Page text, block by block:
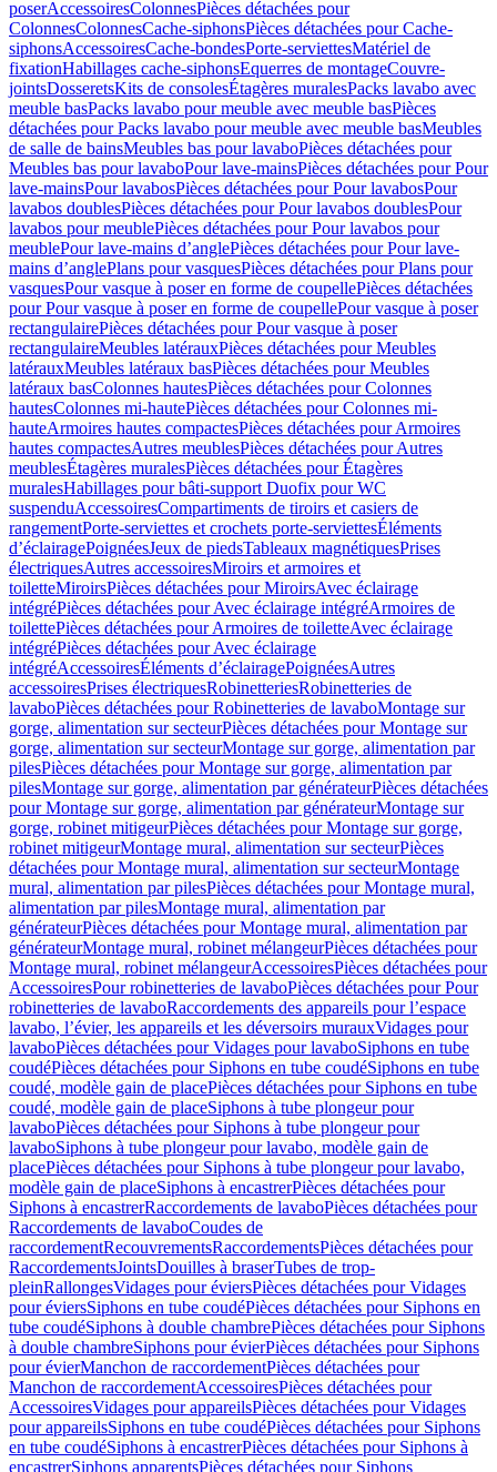
poserAccessoiresColonnesPièces détachées pour
ColonnesColonnesCache-siphonsPièces détachées pour Cache-
siphonsAccessoiresCache-bondesPorte-serviettesMatériel de
fixationHabillages cache-siphonsEquerres de montageCouvre-
jointsDosseretsKits de consolesÉtagères muralesPacks lavabo avec
meuble basPacks lavabo pour meuble avec meuble basPièces
détachées pour Packs lavabo pour meuble avec meuble basMeubles
de salle de bainsMeubles bas pour lavaboPièces détachées pour
Meubles bas pour lavaboPour lave-mainsPièces détachées pour Pour
lave-mainsPour lavabosPièces détachées pour Pour lavabosPour
lavabos doublesPièces détachées pour Pour lavabos doublesPour
lavabos pour meublePièces détachées pour Pour lavabos pour
meublePour lave-mains d’anglePièces détachées pour Pour lave-
mains d’anglePlans pour vasquesPièces détachées pour Plans pour
vasquesPour vasque à poser en forme de coupellePièces détachées
pour Pour vasque à poser en forme de coupellePour vasque à poser
rectangulairePièces détachées pour Pour vasque à poser
rectangulaireMeubles latérauxPièces détachées pour Meubles
latérauxMeubles latéraux basPièces détachées pour Meubles
latéraux basColonnes hautesPièces détachées pour Colonnes
hautesColonnes mi-hautePièces détachées pour Colonnes mi-
hauteArmoires hautes compactesPièces détachées pour Armoires
hautes compactesAutres meublesPièces détachées pour Autres
meublesÉtagères muralesPièces détachées pour Étagères
muralesHabillages pour bâti-support Duofix pour WC
suspenduAccessoiresCompartiments de tiroirs et casiers de
rangementPorte-serviettes et crochets porte-serviettesÉléments
d’éclairagePoignéesJeux de piedsTableaux magnétiquesPrises
électriquesAutres accessoiresMiroirs et armoires et
toiletteMiroirsPièces détachées pour MiroirsAvec éclairage
intégréPièces détachées pour Avec éclairage intégréArmoires de
toilettePièces détachées pour Armoires de toiletteAvec éclairage
intégréPièces détachées pour Avec éclairage
intégréAccessoiresÉléments d’éclairagePoignéesAutres
accessoiresPrises électriquesRobinetteriesRobinetteries de
lavaboPièces détachées pour Robinetteries de lavaboMontage sur
gorge, alimentation sur secteurPièces détachées pour Montage sur
gorge, alimentation sur secteurMontage sur gorge, alimentation par
pilesPièces détachées pour Montage sur gorge, alimentation par
pilesMontage sur gorge, alimentation par générateurPièces détachées
pour Montage sur gorge, alimentation par générateurMontage sur
gorge, robinet mitigeurPièces détachées pour Montage sur gorge,
robinet mitigeurMontage mural, alimentation sur secteurPièces
détachées pour Montage mural, alimentation sur secteurMontage
mural, alimentation par pilesPièces détachées pour Montage mural,
alimentation par pilesMontage mural, alimentation par
générateurPièces détachées pour Montage mural, alimentation par
générateurMontage mural, robinet mélangeurPièces détachées pour
Montage mural, robinet mélangeurAccessoiresPièces détachées pour
AccessoiresPour robinetteries de lavaboPièces détachées pour Pour
robinetteries de lavaboRaccordements des appareils pour l’espace
lavabo, l’évier, les appareils et les déversoirs murauxVidages pour
lavaboPièces détachées pour Vidages pour lavaboSiphons en tube
coudéPièces détachées pour Siphons en tube coudéSiphons en tube
coudé, modèle gain de placePièces détachées pour Siphons en tube
coudé, modèle gain de placeSiphons à tube plongeur pour
lavaboPièces détachées pour Siphons à tube plongeur pour
lavaboSiphons à tube plongeur pour lavabo, modèle gain de
placePièces détachées pour Siphons à tube plongeur pour lavabo,
modèle gain de placeSiphons à encastrerPièces détachées pour
Siphons à encastrerRaccordements de lavaboPièces détachées pour
Raccordements de lavaboCoudes de
raccordementRecouvrementsRaccordementsPièces détachées pour
RaccordementsJointsDouilles à braserTubes de trop-
pleinRallongesVidages pour éviersPièces détachées pour Vidages
pour éviersSiphons en tube coudéPièces détachées pour Siphons en
tube coudéSiphons à double chambrePièces détachées pour Siphons
à double chambreSiphons pour évierPièces détachées pour Siphons
pour évierManchon de raccordementPièces détachées pour
Manchon de raccordementAccessoiresPièces détachées pour
AccessoiresVidages pour appareilsPièces détachées pour Vidages
pour appareilsSiphons en tube coudéPièces détachées pour Siphons
en tube coudéSiphons à encastrerPièces détachées pour Siphons à
encastrerSiphons apparentsPièces détachées pour Siphons